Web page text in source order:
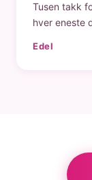
Tusen takk
hver eneste
Edel